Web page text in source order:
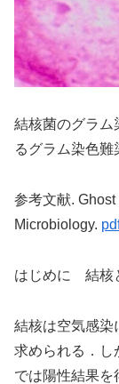
結核菌のグラム
るグラム染色難
参考文献.
Microbiology.
はじめに 結核
結核は空気感染
求められる．し
では陽性結果を